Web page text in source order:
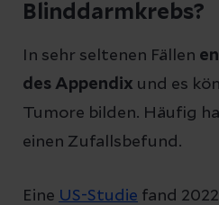
Blinddarmkrebs?
In sehr seltenen Fällen
des Appendix und es
Tumore bilden. Häufig
einen Zufallsbefund.
Eine US-Studie fand